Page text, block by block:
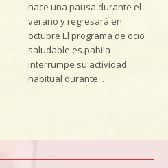
hace una pausa durante el
verano y regresará en
octubre El programa de ocio
saludable es.pabila
interrumpe su actividad
habitual durante...